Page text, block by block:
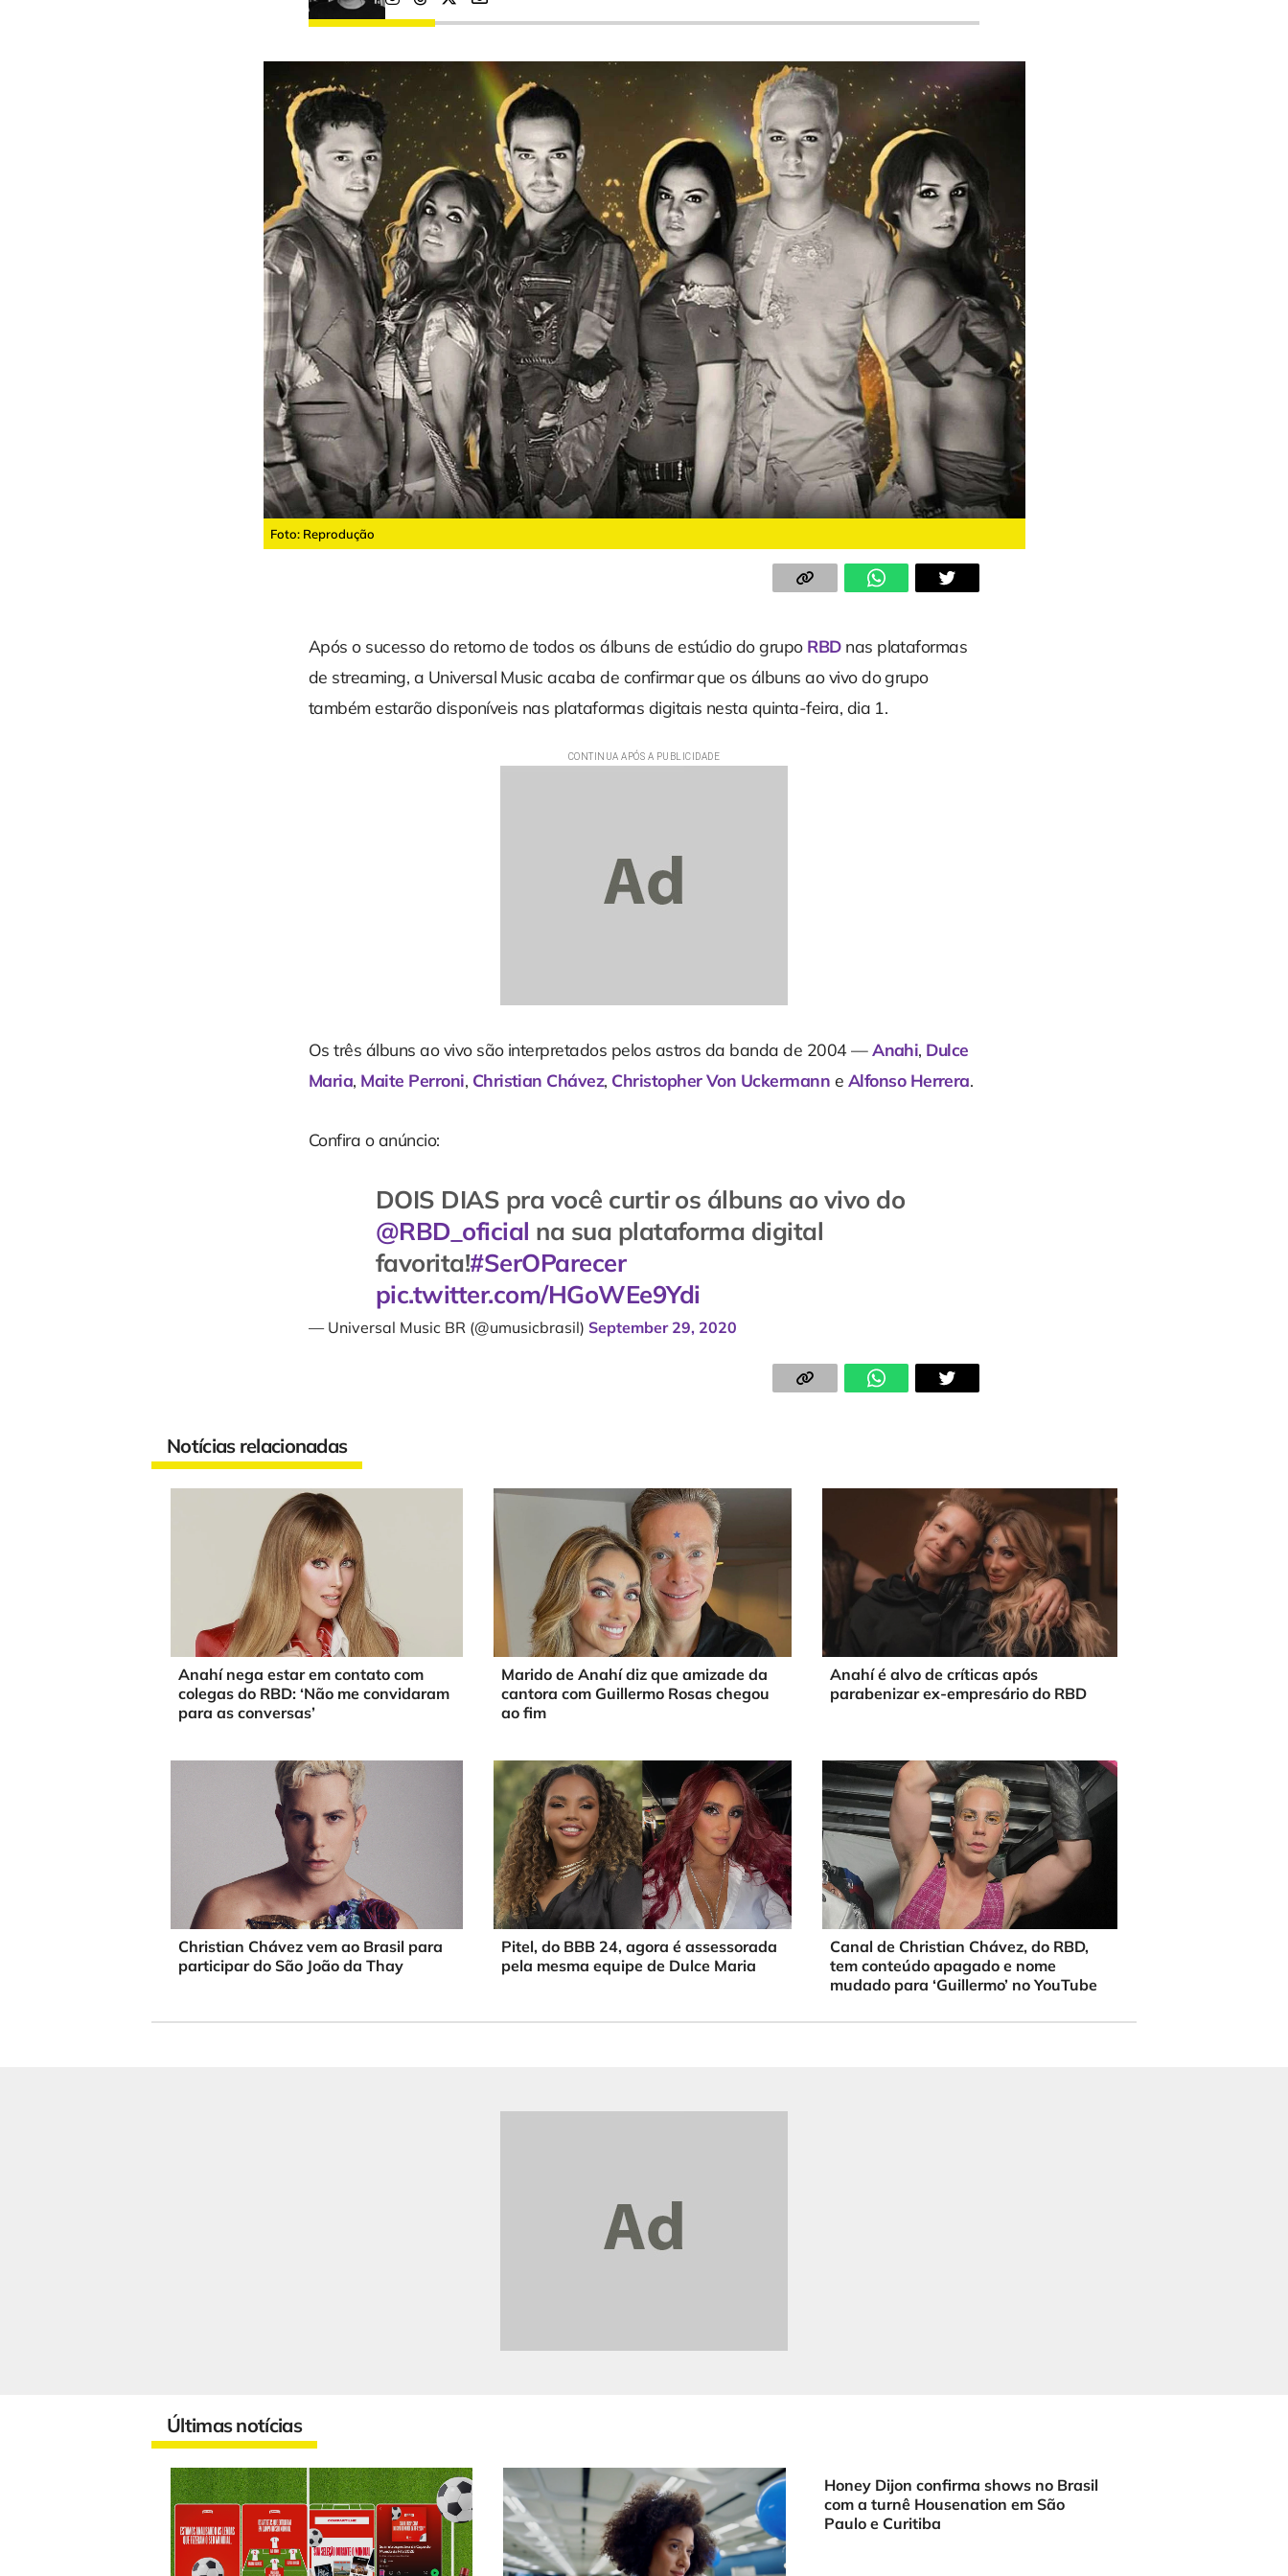
Foto: Reprodução
Após o sucesso do retorno de todos os álbuns de estúdio do grupo RBDnas plataformas
de streaming, a Universal Music acaba de confirmar que os álbuns ao vivo do grupo
também estarão disponíveis nas plataformas digitais nesta quinta-feira, dia 1.
Os três álbuns ao vivo são interpretados pelos astros da banda de 2004 —Anahi, Dulce
Maria, Maite Perroni, Christian Chávez, Christopher Von Uckermann e Alfonso Herrera.
Confira o anúncio:
DOIS DIAS pra você curtir os álbuns ao vivo do
@RBD_oficial na sua plataforma digital
favorita!#SerOParecer
pic.twitter.com/HGoWEe9Ydi
— Universal Music BR (@umusicbrasil) September 29, 2020
Notícias relacionadas
Anahí nega estar em contato com
colegas do RBD: ‘Não me convidaram
para as conversas’
Marido de Anahí diz que amizade da
cantora com Guillermo Rosas chegou
ao fim
Anahí é alvo de críticas após
parabenizar ex-empresário do RBD
Christian Chávez vem ao Brasil para
participar do São João da Thay
Pitel, do BBB 24, agora é assessorada
pela mesma equipe de Dulce Maria
Canal de Christian Chávez, do RBD,
tem conteúdo apagado e nome
mudado para ‘Guillermo’ no YouTube
Últimas notícias
Honey Dijon confirma shows no Brasil
com a turnê Housenation em São
Paulo e Curitiba